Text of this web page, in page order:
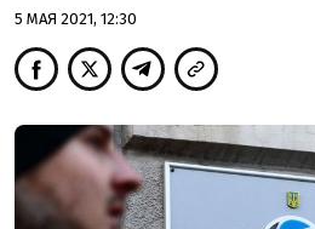
5 МАЯ 2021, 12:30